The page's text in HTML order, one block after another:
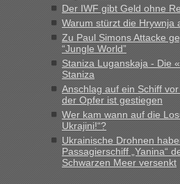
Der IWF gibt Geld ohne
Warum stürzt die Hrywnja
Zu Paul Simons Attacke
“Jungle World”
Staniza Luganskaja - Die
Staniza
Anschlag auf ein Schiff
der Opfer ist gestiegen
Wer kam wann auf die
Ukrajini!“?
Ukrainische Drohnen
Passagierschiff „Yanina“
Schwarzen Meer versenkt